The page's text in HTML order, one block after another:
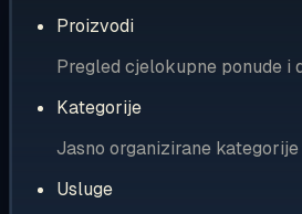
Proizvodi
Pregled cjelokupne ponude i
Kategorije
Jasno organizirane
Usluge